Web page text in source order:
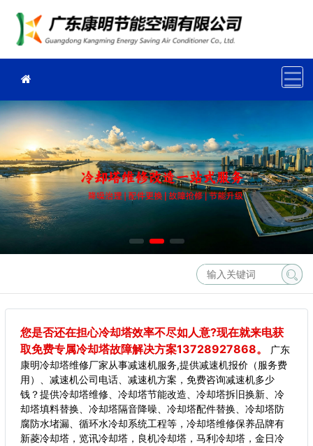
您是否还在担心冷却塔效率不尽如人意?现在就来电获
取免费专属冷却塔故障解决方案13728927868。
广东
康明冷却塔维修厂家从事减速机服务,提供减速机报价（服务费
用）、减速机公司电话、减速机方案，免费咨询减速机多少
钱？提供冷却塔维修、冷却塔节能改造、冷却塔拆旧换新、冷
却塔填料替换、冷却塔隔音降噪、冷却塔配件替换、冷却塔防
腐防水堵漏、循环水冷却系统工程等，冷却塔维修保养品牌有
新菱冷却塔，览讯冷却塔，良机冷却塔，马利冷却塔，金日冷